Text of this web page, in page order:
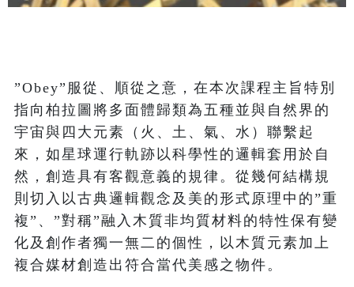
”Obey”服從、順從之意，在本次課程主旨特別
指向柏拉圖將多面體歸類為五種並與自然界的
宇宙與四大元素（火、土、氣、水）聯繫起
來，如星球運行軌跡以科學性的邏輯套用於自
然，創造具有客觀意義的規律。從幾何結構規
則切入以古典邏輯觀念及美的形式原理中的”重
複”、”對稱”融入木質非均質材料的特性保有變
化及創作者獨一無二的個性，以木質元素加上
複合媒材創造出符合當代美感之物件。